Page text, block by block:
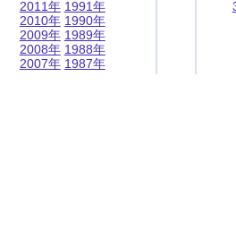
2011年
2010年
2009年
2008年
2007年
1991年
1990年
1989年
1988年
1987年